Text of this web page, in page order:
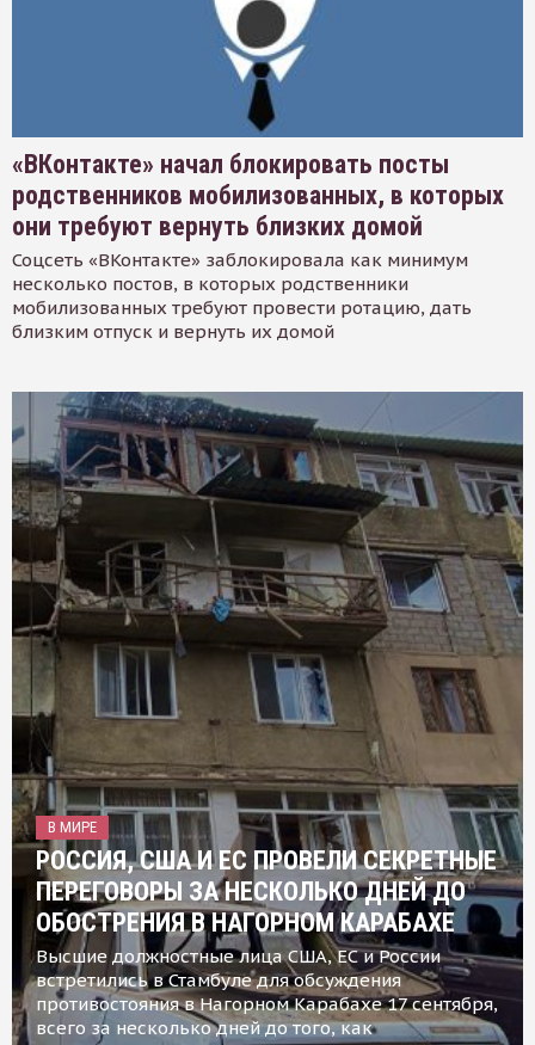
«ВКонтакте» начал блокировать посты
родственников мобилизованных, в которых
они требуют вернуть близких домой
Соцсеть «ВКонтакте» заблокировала как минимум
несколько постов, в которых родственники
мобилизованных требуют провести ротацию, дать
близким отпуск и вернуть их домой
В МИРЕ
РОССИЯ, США И ЕС ПРОВЕЛИ СЕКРЕТНЫЕ
ПЕРЕГОВОРЫ ЗА НЕСКОЛЬКО ДНЕЙ ДО
ОБОСТРЕНИЯ В НАГОРНОМ КАРАБАХЕ
Высшие должностные лица США, ЕС и России
встретились в Стамбуле для обсуждения
противостояния в Нагорном Карабахе 17 сентября,
всего за несколько дней до того, как